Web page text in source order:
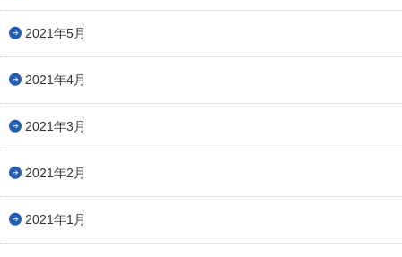
2021年5月
2021年4月
2021年3月
2021年2月
2021年1月